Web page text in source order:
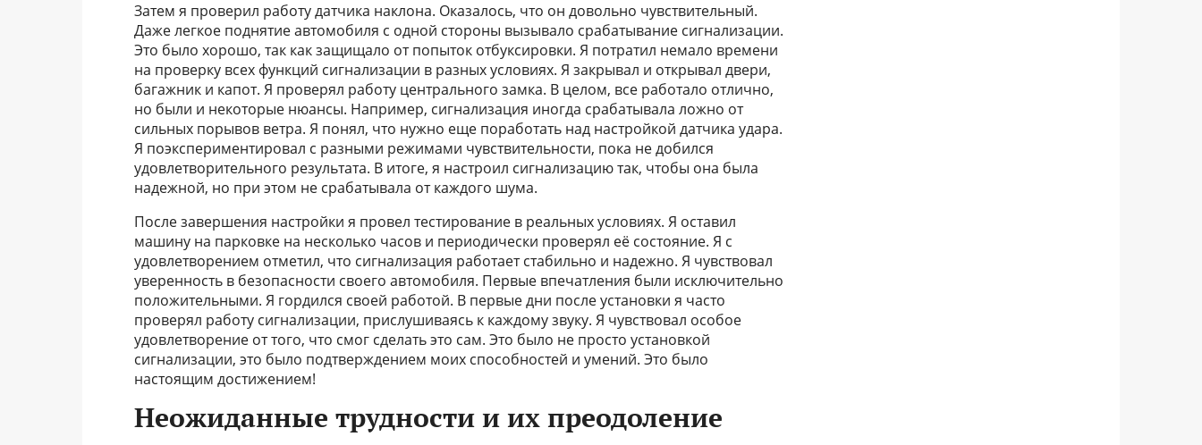
Затем я проверил работу датчика наклона. Оказалось, что он довольно чувствительный.
Даже легкое поднятие автомобиля с одной стороны вызывало срабатывание сигнализации.
Это было хорошо, так как защищало от попыток отбуксировки. Я потратил немало времени
на проверку всех функций сигнализации в разных условиях. Я закрывал и открывал двери,
багажник и капот. Я проверял работу центрального замка. В целом, все работало отлично,
но были и некоторые нюансы. Например, сигнализация иногда срабатывала ложно от
сильных порывов ветра. Я понял, что нужно еще поработать над настройкой датчика удара.
Я поэкспериментировал с разными режимами чувствительности, пока не добился
удовлетворительного результата. В итоге, я настроил сигнализацию так, чтобы она была
надежной, но при этом не срабатывала от каждого шума.
После завершения настройки я провел тестирование в реальных условиях. Я оставил
машину на парковке на несколько часов и периодически проверял её состояние. Я с
удовлетворением отметил, что сигнализация работает стабильно и надежно. Я чувствовал
уверенность в безопасности своего автомобиля. Первые впечатления были исключительно
положительными. Я гордился своей работой. В первые дни после установки я часто
проверял работу сигнализации, прислушиваясь к каждому звуку. Я чувствовал особое
удовлетворение от того, что смог сделать это сам. Это было не просто установкой
сигнализации, это было подтверждением моих способностей и умений. Это было
настоящим достижением!
Неожиданные трудности и их преодоление